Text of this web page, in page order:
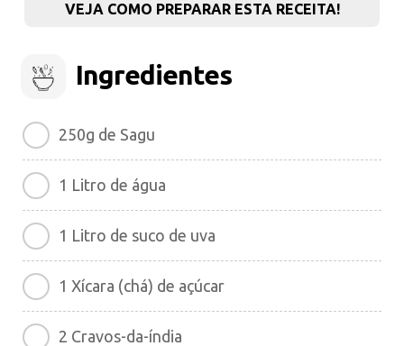
VEJA COMO PREPARAR ESTA RECEITA!
Ingredientes
250g de Sagu
1 Litro de água
1 Litro de suco de uva
1 Xícara (chá) de açúcar
2 Cravos-da-índia